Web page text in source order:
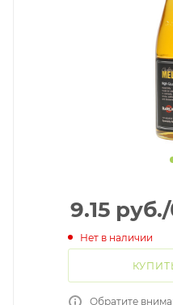
9.15 руб.
Нет в наличии
Обратите